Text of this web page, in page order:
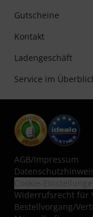
Gutscheine
Kontakt
Ladengeschäft
Service im
AGB/Impressum
Widerrufsrecht für
Bestellvorgang/